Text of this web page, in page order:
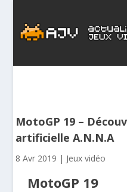
MotoGP 19 –
artificielle A.N.N.A
8 Avr 2019 | Jeux vidéo
MotoGP 19